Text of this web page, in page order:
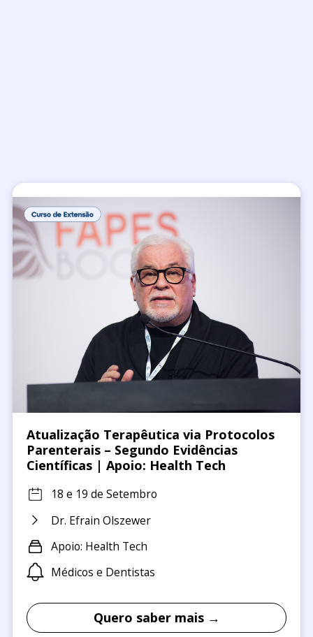
Atualização Terapêutica via Protocolos
Parenterais – Segundo Evidências
Científicas | Apoio: Health Tech
18 e 19 de Setembro
Dr. Efrain Olszewer
Apoio: Health Tech
Médicos e Dentistas
Quero saber mais →